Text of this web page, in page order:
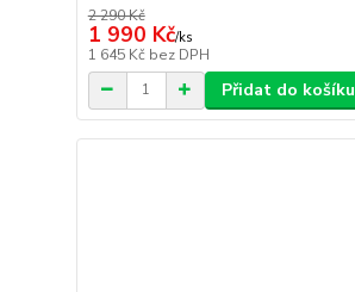
2 290 Kč
1 990 Kč/ks
1 645 Kč bez DPH
Přidat do košíku